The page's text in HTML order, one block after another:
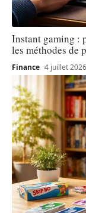
Instant gaming :
les méthodes de
Finance 4 juillet 2026